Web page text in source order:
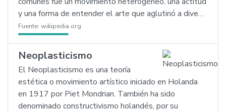
y una forma de entender el arte que aglutinó a dive…
Fuente: wikipedia.org
Neoplasticismo
El Neoplasticismo es una teoría
estética o movimiento artístico iniciado en Holanda
en 1917 por Piet Mondrian. También ha sido
denominado constructivismo holandés, por su